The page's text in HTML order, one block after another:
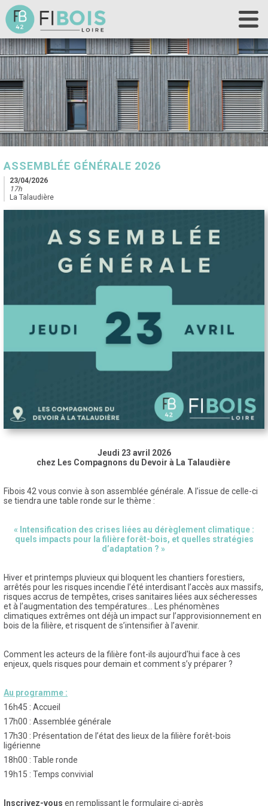
Accueil
Fibois 42
La filière
Nos actions
Les outils
Déclaration de chantier
Contact
ASSEMBLÉE GÉNÉRALE 2026
23/04/2026
17h
La Talaudière
Jeudi 23 avril 2026
chez Les Compagnons du Devoir à La Talaudière
Fibois 42 vous convie à son assemblée générale. A l’issue de celle-ci
se tiendra une table ronde sur le thème :
« Intensification des crises liées au dérèglement climatique :
quels impacts pour la filière forêt-bois, et quelles stratégies
d’adaptation ? »
Hiver et printemps pluvieux qui bloquent les chantiers forestiers,
arrêtés pour les risques incendie l’été interdisant l’accès aux massifs,
risques accrus de tempêtes, crises sanitaires liées aux sécheresses
et à l’augmentation des températures… Les phénomènes
climatiques extrêmes ont déjà un impact sur l’approvisionnement en
bois de la filière, et risquent de s’intensifier à l’avenir.
Comment les acteurs de la filière font-ils aujourd'hui face à ces
enjeux, quels risques pour demain et comment s’y préparer ?
Au programme :
16h45 : Accueil
17h00 : Assemblée générale
17h30 : Présentation de l’état des lieux de la filière forêt-bois
ligérienne
18h00 : Table ronde
19h15 : Temps convivial
Inscrivez-vous en remplissant le formulaire ci-après